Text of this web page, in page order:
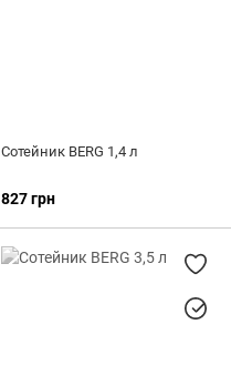
Сотейник BERG 1,4 л
827 грн